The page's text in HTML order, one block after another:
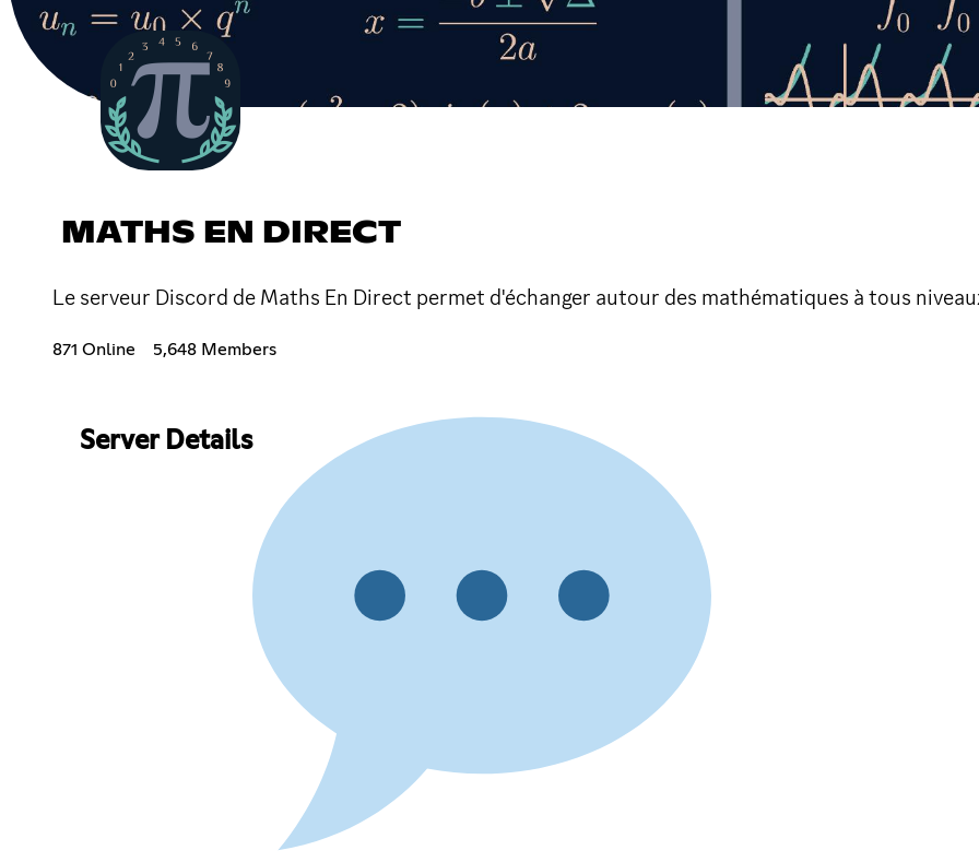
MATHS EN DIRECT
Le serveur Discord de Maths En Direct permet d'échanger autour des mathématiques à tous
871 Online 5,648 Members
Server Details